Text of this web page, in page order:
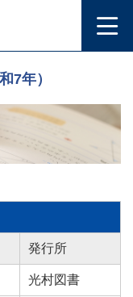
7年）
発行所
光村図書